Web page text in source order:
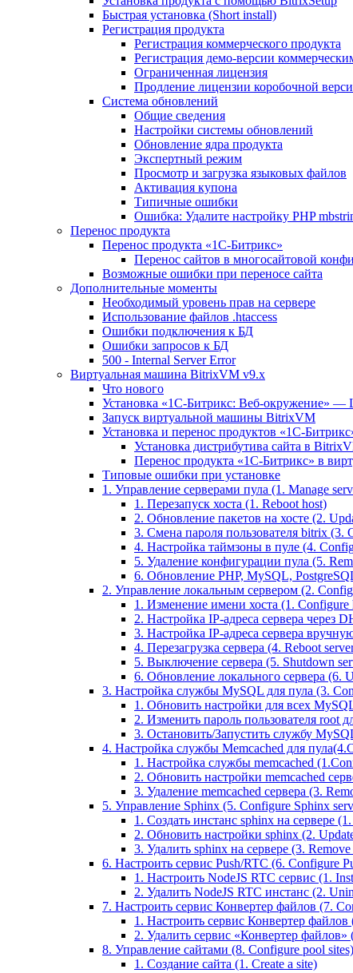
Быстрая установка (Short install)
Регистрация продукта
Регистрация коммерческого продукта
Регистрация демо-версии
Ограниченная лицензия
Продление лицензии коробочной
Система обновлений
Общие сведения
Настройки системы обновлений
Обновление ядра продукта
Экспертный режим
Просмотр и загрузка языковых файлов
Активация купона
Типичные ошибки
Ошибка: Удалите настройку PHP
Перенос продукта
Перенос продукта «1C-Битрикс»
Перенос сайтов в многосайтовой
Возможные ошибки при переносе сайта
Дополнительные моменты
Необходимый уровень прав на сервере
Использование файлов .htaccess
Ошибки подключения к БД
Ошибки запросов к БД
500 - Internal Server Error
Виртуальная машина BitrixVM v9.x
Что нового
Установка «1С-Битрикс: Веб-окружение» —
Запуск виртуальной машины BitrixVM
Установка и перенос продуктов «1С-
Установка дистрибутива сайта в
Перенос продукта «1C-Битрикс» в
Типовые ошибки при установке
1. Управление серверами пула (1. Manage
1. Перезапуск хоста (1. Reboot host)
2. Обновление пакетов на хосте (2.
3. Смена пароля пользователя bitrix (3.
4. Настройка таймзоны в пуле (4.
5. Удаление конфигурации пула (5.
6. Обновление PHP, MySQL,
2. Управление локальным сервером (2.
1. Изменение имени хоста (1. Configure
2. Настройка IP-адреса сервера через
3. Настройка IP-адреса сервера
4. Перезагрузка сервера (4. Reboot
5. Выключение сервера (5. Shutdown
6. Обновление локального сервера (6.
3. Настройка службы MySQL для пула (3.
1. Обновить настройки для всех
2. Изменить пароль пользователя root
3. Остановить/Запустить службу
4. Настройка службы Memcached для
1. Настройка службы memcached
2. Обновить настройки memcached
3. Удаление memcached сервера (3.
5. Управление Sphinx (5. Configure Sphinx
1. Создать инстанс sphinx на сервере
2. Обновить настройки sphinx (2.
3. Удалить sphinx на сервере (3.
6. Настроить сервис Push/RTC (6. Configure
1. Настроить NodeJS RTC сервис (1.
2. Удалить NodeJS RTC инстанс (2.
7. Настроить сервис Конвертер файлов (7.
1. Настроить сервис Конвертер
2. Удалить сервис «Конвертер файлов»
8. Управление сайтами (8. Configure pool sites)
1. Создание сайта (1. Create a site)